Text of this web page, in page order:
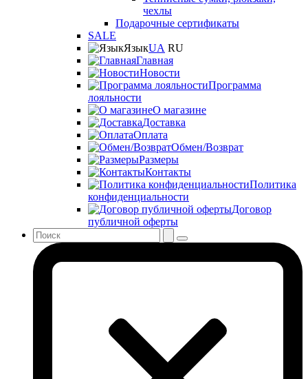
чехлы
Подарочные сертификаты
SALE
ЯзыкUA RU
Главная
Новости
Программа
лояльности
О магазине
Доставка
Оплата
Обмен/Возврат
Размеры
Контакты
Политика
конфиденциальности
Договор
публичной оферты